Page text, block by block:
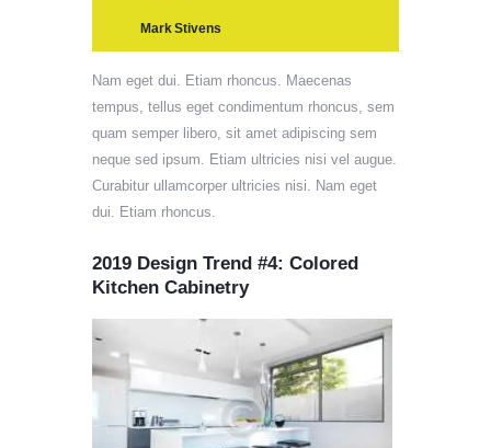
Mark Stivens
Nam eget dui. Etiam rhoncus. Maecenas
tempus, tellus eget condimentum rhoncus, sem
quam semper libero, sit amet adipiscing sem
neque sed ipsum. Etiam ultricies nisi vel augue.
Curabitur ullamcorper ultricies nisi. Nam eget
dui. Etiam rhoncus.
2019 Design Trend #4: Colored
Kitchen Cabinetry